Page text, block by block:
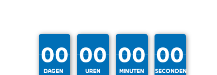
00 00 00 00
DAGEN UREN MINUTEN SECONDEN